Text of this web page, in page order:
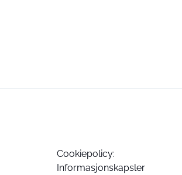
Cookiepolicy:
Informasjonskapsler